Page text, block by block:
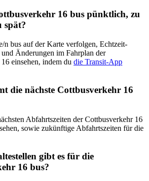
16 bus pünktlich, zu
spät?
n bus auf der Karte verfolgen, Echtzeit-
Änderungen im Fahrplan der
einsehen, indem du die Transit-App
die nächste Cottbusverkehr 16
Abfahrtszeiten der Cottbusverkehr 16
sehen, sowie zukünftige Abfahrtszeiten für die
gibt es für die
16 bus?